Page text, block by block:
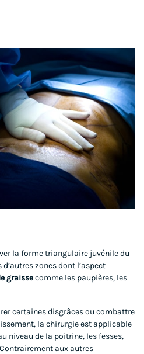
la forme triangulaire juvénile du
zones dont l’aspect
graissecomme les paupières, les
certaines disgrâces ou combattre
la chirurgie est applicable
niveau de la poitrine, les fesses,
aux autres